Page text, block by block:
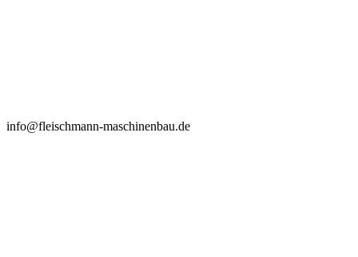
info@fleischmann-maschinenbau.de